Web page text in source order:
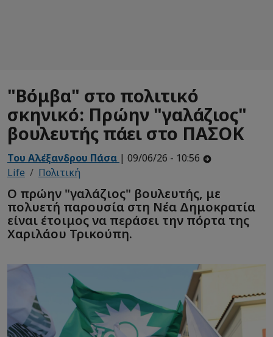
"Βόμβα" στο πολιτικό
σκηνικό: Πρώην "γαλάζιος"
βουλευτής πάει στο ΠΑΣΟΚ
Του Αλέξανδρου Πάσα | 09/06/26 - 10:56
Life
Πολιτική
Ο πρώην "γαλάζιος" βουλευτής, με
πολυετή παρουσία στη Νέα Δημοκρατία
είναι έτοιμος να περάσει την πόρτα της
Χαριλάου Τρικούπη.